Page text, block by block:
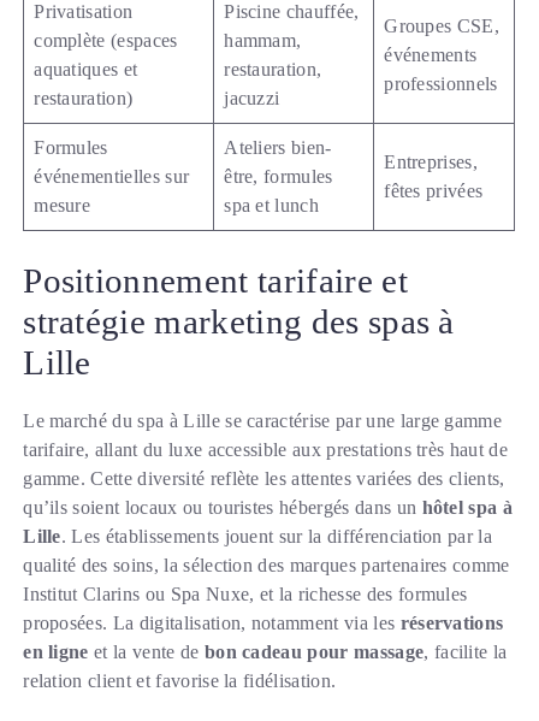
Privatisation
complète (espaces
aquatiques et
restauration)
Piscine chauffée,
hammam,
restauration,
jacuzzi
Groupes CSE,
événements
professionnels
Formules
événementielles sur
mesure
Ateliers bien-
être, formules
spa et lunch
Entreprises,
fêtes privées
Positionnement tarifaire et
stratégie marketing des spas à
Lille
Le marché du spa à Lille se caractérise par une large gamme
tarifaire, allant du luxe accessible aux prestations très haut de
gamme. Cette diversité reflète les attentes variées des clients,
qu’ils soient locaux ou touristes hébergés dans un hôtel spa à
Lille. Les établissements jouent sur la différenciation par la
qualité des soins, la sélection des marques partenaires comme
Institut Clarins ou Spa Nuxe, et la richesse des formules
proposées. La digitalisation, notamment via les réservations
en ligne et la vente de bon cadeau pour massage, facilite la
relation client et favorise la fidélisation.